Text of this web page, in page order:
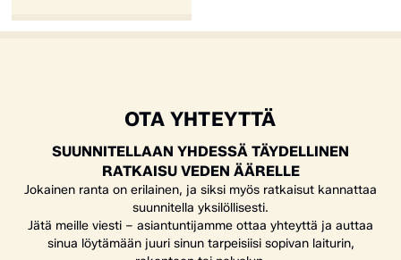
OTA YHTEYTTÄ
SUUNNITELLAAN YHDESSÄ TÄYDELLINEN
RATKAISU VEDEN ÄÄRELLE
Jokainen ranta on erilainen, ja siksi myös ratkaisut kannattaa
suunnitella yksilöllisesti.
Jätä meille viesti – asiantuntijamme ottaa yhteyttä ja auttaa
sinua löytämään juuri sinun tarpeisiisi sopivan laiturin,